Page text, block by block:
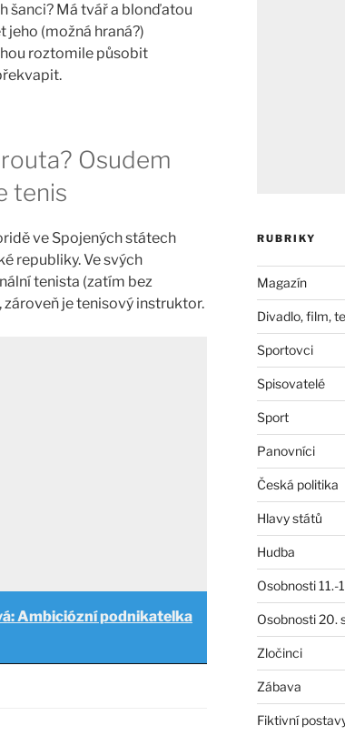
šanci? Má tvář a blonďatou
jeho (možná hraná?)
roztomile působit
Osudem
tenis
ve Spojených státech
republiky. Ve svých
tenista (zatím bez
je tenisový instruktor.
Ambiciózní podnikatelka
RUBRIKY
Magazín
Divadlo, film,
Sportovci
Spisovatelé
Sport
Panovníci
Česká politika
Hlavy států
Hudba
Osobnosti 11.-
Osobnosti 20.
Zločinci
Zábava
Fiktivní